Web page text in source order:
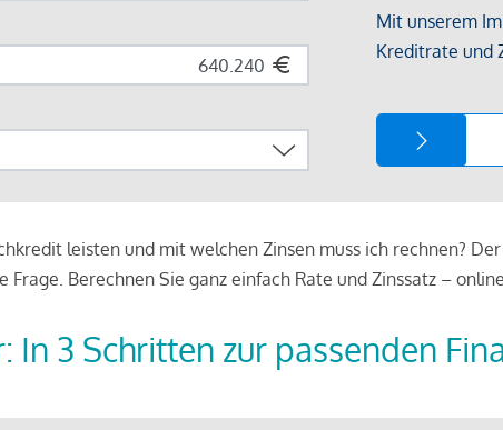
leisten und mit welchen Zinsen muss ich rechnen?
Berechnen Sie ganz einfach Rate und Zinssatz –
In 3 Schritten zur passenden